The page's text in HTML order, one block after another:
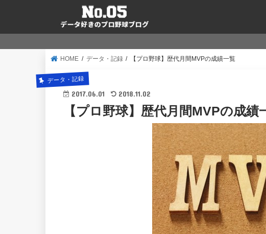
HOME データ・記録 【プロ野球】歴代月間MVPの成績一覧
データ・記録
2017.06.01 2018.11.02
【プロ野球】歴代月間MVPの成績